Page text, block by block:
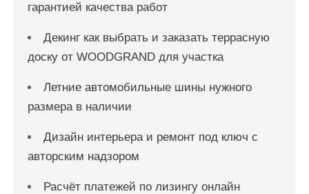
гарантией качества работ
Декинг как выбрать и заказать террасную
доску от WOODGRAND для участка
Летние автомобильные шины нужного
размера в наличии
Дизайн интерьера и ремонт под ключ с
авторским надзором
Расчёт платежей по лизингу онлайн